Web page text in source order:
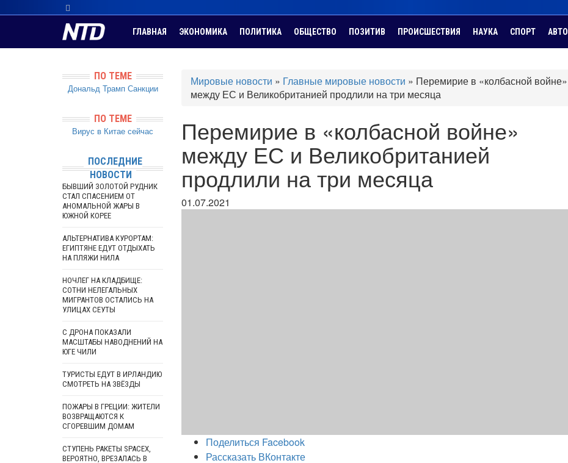
ГЛАВНАЯ ЭКОНОМИКА ПОЛИТИКА ОБЩЕСТВО ПОЗИТИВ ПРОИСШЕСТВИЯ НАУКА СПОРТ АВТО
Мировые новости » Главные мировые новости » Перемирие в «колбасной войне»
между ЕС и Великобританией продлили на три месяца
Перемирие в «колбасной войне»
между ЕС и Великобританией
продлили на три месяца
01.07.2021
Поделиться Facebook
Рассказать ВКонтакте
ПО ТЕМЕ
Дональд Трамп Санкции
ПО ТЕМЕ
Вирус в Китае сейчас
ПОСЛЕДНИЕ
НОВОСТИ
БЫВШИЙ ЗОЛОТОЙ РУДНИК
СТАЛ СПАСЕНИЕМ ОТ
АНОМАЛЬНОЙ ЖАРЫ В
ЮЖНОЙ КОРЕЕ
АЛЬТЕРНАТИВА КУРОРТАМ:
ЕГИПТЯНЕ ЕДУТ ОТДЫХАТЬ
НА ПЛЯЖИ НИЛА
НОЧЛЕГ НА КЛАДБИЩЕ:
СОТНИ НЕЛЕГАЛЬНЫХ
МИГРАНТОВ ОСТАЛИСЬ НА
УЛИЦАХ СЕУТЫ
С ДРОНА ПОКАЗАЛИ
МАСШТАБЫ НАВОДНЕНИЙ НА
ЮГЕ ЧИЛИ
ТУРИСТЫ ЕДУТ В ИРЛАНДИЮ
СМОТРЕТЬ НА ЗВЁЗДЫ
ПОЖАРЫ В ГРЕЦИИ: ЖИТЕЛИ
ВОЗВРАЩАЮТСЯ К
СГОРЕВШИМ ДОМАМ
СТУПЕНЬ РАКЕТЫ SPACEX,
ВЕРОЯТНО, ВРЕЗАЛАСЬ В